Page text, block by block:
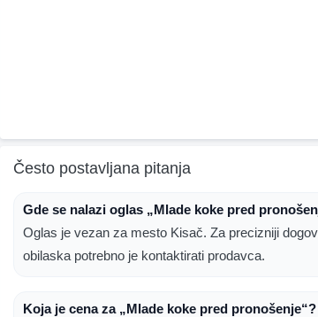
Često postavljana pitanja
Gde se nalazi oglas „Mlade koke pred
Oglas je vezan za mesto Kisač. Za precizniji
obilaska potrebno je kontaktirati prodavca.
Koja je cena za „Mlade koke pred pronošenje“?